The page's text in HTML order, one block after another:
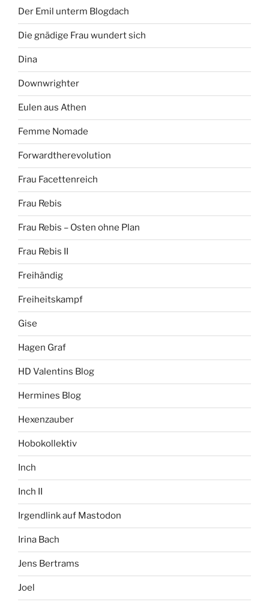
Der Emil unterm Blogdach
Die gnädige Frau wundert sich
Dina
Downwrighter
Eulen aus Athen
Femme Nomade
Forwardtherevolution
Frau Facettenreich
Frau Rebis
Frau Rebis – Osten ohne Plan
Frau Rebis II
Freihändig
Freiheitskampf
Gise
Hagen Graf
HD Valentins Blog
Hermines Blog
Hexenzauber
Hobokollektiv
Inch
Inch II
Irgendlink auf Mastodon
Irina Bach
Jens Bertrams
Joel